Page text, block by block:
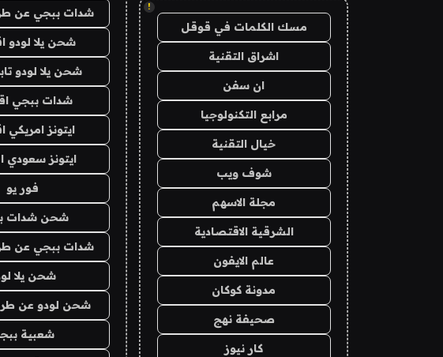
!
مسك الكلمات في قوقل
اشراق التقنية
ان سفن
مرابع التكنولوجيا
خيال التقنية
شوف ويب
مجلة الاسهم
الشرقية الاقتصادية
عالم الايفون
مدونة كوكان
صحيفة نهج
كار نيوز
شدات ببجي عن
شحن يلا لودو
شحن يلا لودو
شدات ببجي
ايتونز
ايتونز سعودي
فور يو
شحن شدات
شدات ببجي عن
شحن يلا
شحن لودو عن
شعبية